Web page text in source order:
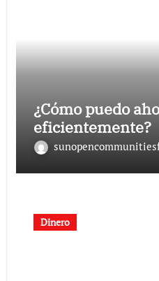
¿Cómo puedo
eficientemente?
Dinero